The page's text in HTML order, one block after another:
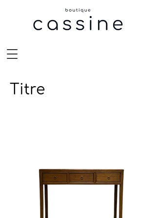
Titre